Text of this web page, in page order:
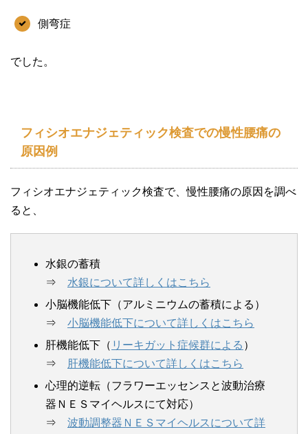
側弯症
でした。
フィシオエナジェティック検査での慢性腰痛の
原因例
フィシオエナジェティック検査で、慢性腰痛の原因を調べ
ると、
水銀の蓄積
⇒ 水銀について詳しくはこちら
小脳機能低下（アルミニウムの蓄積による）
⇒ 小脳機能低下について詳しくはこちら
肝機能低下（ リーキガット症候群による ）
⇒
肝機能低下について詳しくはこちら
心理的逆転（フラワーエッセンスと波動治療
器ＮＥＳマイヘルスにて対応）
⇒ 波動調整器ＮＥＳマイヘルスについて詳